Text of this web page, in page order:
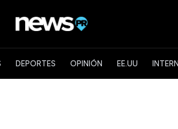
DEPORTES OPINIÓN EE.UU